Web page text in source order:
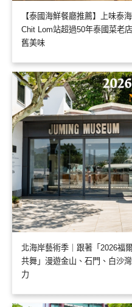
【泰國海鮮餐廳推薦】上味泰
Chit Lom站超過50年泰國菜老
舊美味
北海岸藝術季｜跟著「2026福
共舞」漫遊金山、石門、白沙
力